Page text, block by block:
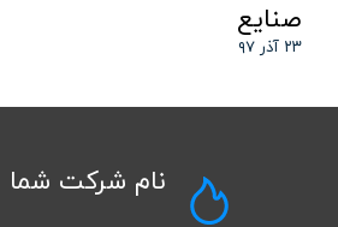
صنایع
۲۳ آذر ۹۷
نام شرکت شما